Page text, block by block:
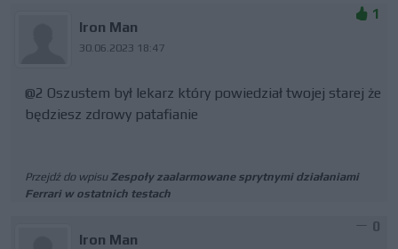
Iron Man
30.06.2023 18:47
1
@2 Oszustem był lekarz który powiedział twojej starej że
będziesz zdrowy patafianie
Przejdź do wpisu Zespoły zaalarmowane sprytnymi działaniami
Ferrari w ostatnich testach
Iron Man
0